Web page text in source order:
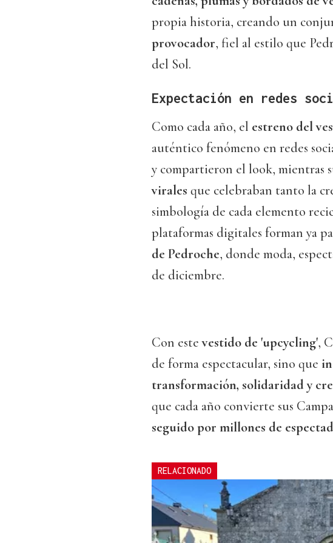
propia historia, creando un
provocador, fiel al estilo que
del Sol.
Expectación en redes
Como cada año, el estreno del
auténtico fenómeno en redes
y compartieron el look, mientras
virales que celebraban tanto la
simbología de cada elemento
plataformas digitales forman ya
de Pedroche, donde moda,
de diciembre.
Con estevestido de 'upcycling',
de forma espectacular, sino que
transformación, solidaridad y
que cada año convierte sus
seguido por millones de
RELACIONADO